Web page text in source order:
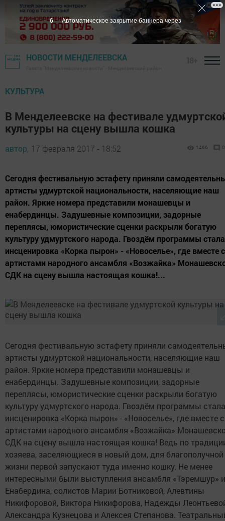
НОВОСТИ МЕНДЕЛЕЕВСКА
КУЛЬТУРА
В Менделеевске на фестивале
культуры на сцену вышла кошка
автор, 17 февраля 2017 - 18:52 1466 0
Сегодня фестивальную эстафету приняли
артисты удмуртской национальности, населяющие наш
район. Яркие номера представили монашевцы и
енабердинцы. Задушевные композиции, задорные
переплясы, юмористические сценки раскрыли богатую
культуру удмуртского народа. Гвоздём программы стала
инсценировка «Корка пырон» - «Новоселье», где вместе с
артистами народного ансамбля «Возжайка»
СДК на сцену вышла настоящая кошка!...
Сегодня фестивальную эстафету приняли
артисты удмуртской национальности, населяющие наш
район. Яркие номера представили монашевцы и
енабердинцы. Задушевные композиции, задорные
переплясы, юмористические сценки раскрыли богатую
культуру удмуртского народа. Гвоздём программы стала
инсценировка «Корка пырон» - «Новоселье», где вместе с
артистами народного ансамбля «Возжайка»
СДК на сцену вышла настоящая кошка! Ведь по
хозяева, заселяющиеся в новый дом, для благополучной
жизни первой запускают туда именно кошку. Не менее
интересными были выступления ансамбля «Тэремшур»
Енабердина, солистов Марии Ботниковой, Алевтины
Никифоровой, Виктора Никифорова, Надежды
Александра Кузнецова и Алексея Степанова.
5 Автоматическое закрытие баннера через